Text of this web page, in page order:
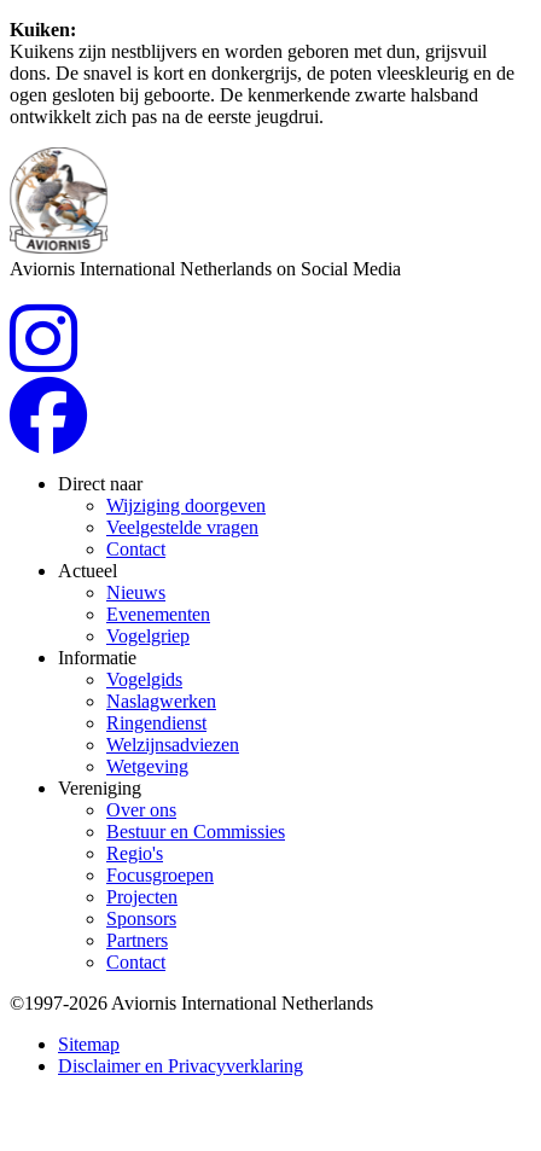
Kuiken:
Kuikens zijn nestblijvers en worden geboren met dun, grijsvuil
dons. De snavel is kort en donkergrijs, de poten vleeskleurig en de
ogen gesloten bij geboorte. De kenmerkende zwarte halsband
ontwikkelt zich pas na de eerste jeugdrui.
Aviornis International Netherlands on Social Media
Direct naar
Wijziging doorgeven
Veelgestelde vragen
Contact
Actueel
Nieuws
Evenementen
Vogelgriep
Informatie
Vogelgids
Naslagwerken
Ringendienst
Welzijnsadviezen
Wetgeving
Vereniging
Over ons
Bestuur en Commissies
Regio's
Focusgroepen
Projecten
Sponsors
Partners
Contact
Bottom
©1997-2026 Aviornis International Netherlands
Sitemap
Disclaimer en Privacyverklaring